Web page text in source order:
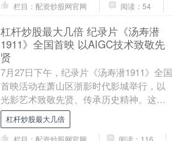
栏目：配资炒股网官网
阅读：54
杠杆炒股最大几倍 纪录片《汤寿潜
1911》全国首映 以AIGC技术致敬先
贤
7月27日下午，纪录片《汤寿潜1911》全国
首映活动在萧山区浙影时代影城举行，以
光影艺术致敬先贤、传承历史精神。这也
是浙江首部AIGC剧情式纪录片。 汤寿潜原
名....
杠杆炒股最大几倍
栏目：配资炒股网官网
阅读：116